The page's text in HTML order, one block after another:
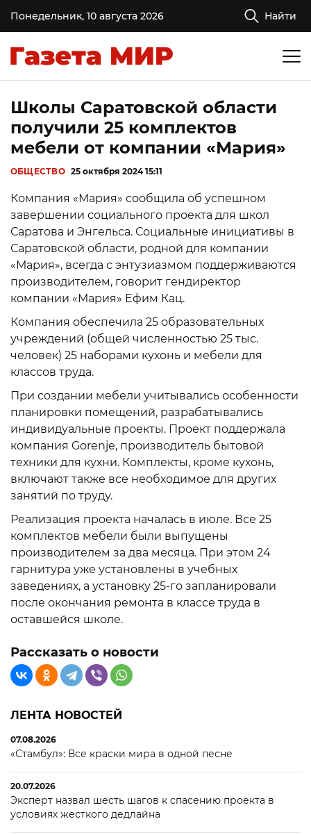
Понедельник, 10 августа 2026 Найти
Школы Саратовской области
получили 25 комплектов
мебели от компании «Мария»
ОБЩЕСТВО 25 октября 2024 15:11
Компания «Мария» сообщила об успешном
завершении социального проекта для школ
Саратова и Энгельса. Социальные инициативы в
Саратовской области, родной для компании
«Мария», всегда с энтузиазмом поддерживаются
производителем, говорит гендиректор
компании «Мария» Ефим Кац.
Компания обеспечила 25 образовательных
учреждений (общей численностью 25 тыс.
человек) 25 наборами кухонь и мебели для
классов труда.
При создании мебели учитывались особенности
планировки помещений, разрабатывались
индивидуальные проекты. Проект поддержала
компания Gorenje, производитель бытовой
техники для кухни. Комплекты, кроме кухонь,
включают также все необходимое для других
занятий по труду.
Реализация проекта началась в июле. Все 25
комплектов мебели были выпущены
производителем за два месяца. При этом 24
гарнитура уже установлены в учебных
заведениях, а установку 25-го запланировали
после окончания ремонта в классе труда в
оставшейся школе.
Рассказать о новости
ЛЕНТА НОВОСТЕЙ
07.08.2026
«Стамбул»: Все краски мира в одной песне
20.07.2026
Эксперт назвал шесть шагов к спасению проекта в
условиях жесткого дедлайна